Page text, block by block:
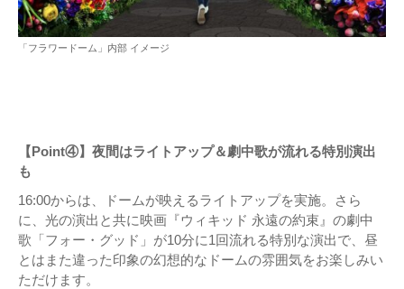
「フラワードーム」内部 イメージ
【Point④】夜間はライトアップ＆劇中歌が流れる特別演出
も
16:00からは、ドームが映えるライトアップを実施。さら
に、光の演出と共に映画『ウィキッド 永遠の約束』の劇中
歌「フォー・グッド」が10分に1回流れる特別な演出で、昼
とはまた違った印象の幻想的なドームの雰囲気をお楽しみい
ただけます。